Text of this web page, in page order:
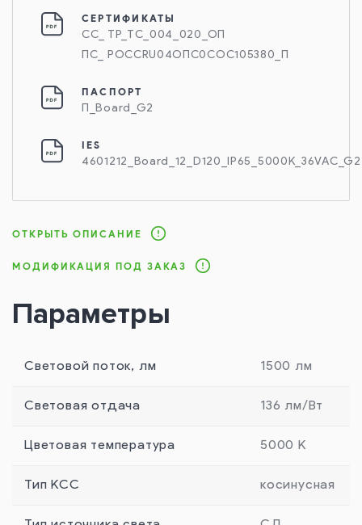
СЕРТИФИКАТЫ
СС_ ТР_ТС_004_020_ОП
ПС_ РОССRU04ОПС0СОС105380_П
ПАСПОРТ
П_Board_G2
IES
4601212_Board_12_D120_IP65_5000K_36VAC_G2
ОТКРЫТЬ ОПИСАНИЕ
МОДИФИКАЦИЯ ПОД ЗАКАЗ
Параметры
Световой поток, лм 1500 лм
Световая отдача 136 лм/Вт
Цветовая температура 5000 К
Тип КСС косинусная